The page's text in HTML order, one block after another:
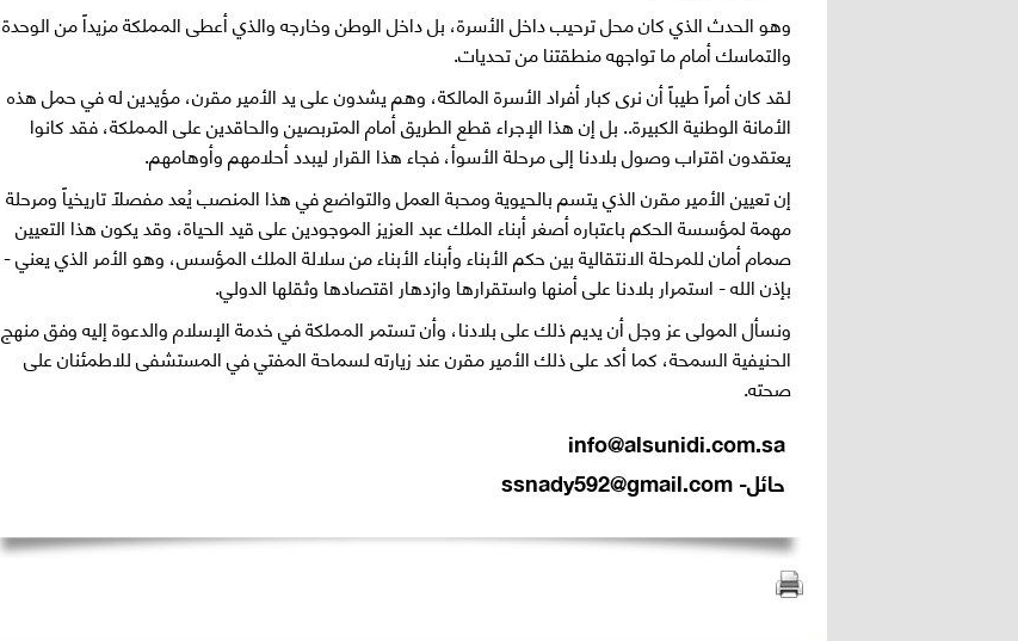
وهو الحدث الذي كان محل ترحيب داخل الأسرة، بل داخل الوطن وخارجه والذي أعطى المملكة مزيداً من الوحدة
والتماسك أمام ما تواجهه منطقتنا من تحديات.
لقد كان أمراً طيباً أن نرى كبار أفراد الأسرة المالكة، وهم يشدون على يد الأمير مقرن، مؤيدين له في حمل هذه
الأمانة الوطنية الكبيرة.. بل إن هذا الإجراء قطع الطريق أمام المتربصين والحاقدين على المملكة، فقد كانوا
يعتقدون اقتراب وصول بلادنا إلى مرحلة الأسوأ، فجاء هذا القرار ليبدد أحلامهم وأوهامهم.
إن تعيين الأمير مقرن الذي يتسم بالحيوية ومحبة العمل والتواضع في هذا المنصب يُعد مفصلاً تاريخياً ومرحلة
مهمة لمؤسسة الحكم باعتباره أصغر أبناء الملك عبد العزيز الموجودين على قيد الحياة، وقد يكون هذا التعيين
صمام أمان للمرحلة الانتقالية بين حكم الأبناء وأبناء الأبناء من سلالة الملك المؤسس، وهو الأمر الذي يعني -
بإذن الله - استمرار بلادنا على أمنها واستقرارها وازدهار اقتصادها وثقلها الدولي.
ونسأل المولى عز وجل أن يديم ذلك على بلادنا، وأن تستمر المملكة في خدمة الإسلام والدعوة إليه وفق منهج
الحنيفية السمحة، كما أكد على ذلك الأمير مقرن عند زيارته لسماحة المفتي في المستشفى للاطمئنان على
صحته.
info@alsunidi.com.sa
حائل- ssnady592@gmail.com